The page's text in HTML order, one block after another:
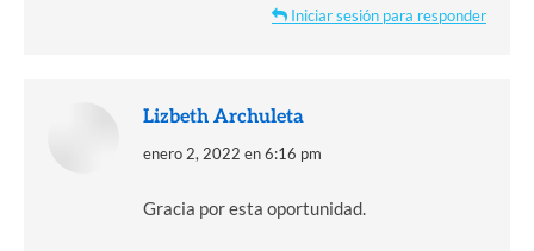
Iniciar sesión para responder
Lizbeth Archuleta
dice:
enero 2, 2022 en 6:16 pm
Gracia por esta oportunidad.